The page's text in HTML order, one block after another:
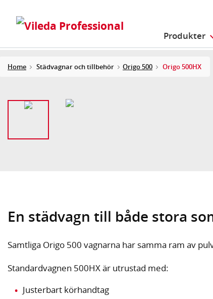
Produkter
Home Städvagnar och tillbehör Origo 500 Origo 500HX
En städvagn till både stora
Samtliga Origo 500 vagnarna har samma ram av
Standardvagnen 500HX är utrustad med:
Justerbart körhandtag